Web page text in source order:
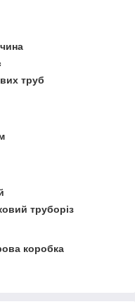
труб
труборіз
коробка